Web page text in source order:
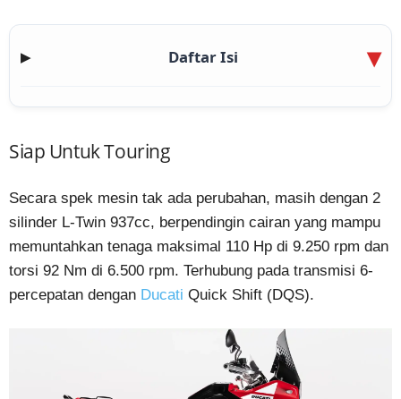
▶ Daftar Isi
Siap Untuk Touring
Secara spek mesin tak ada perubahan, masih dengan 2
silinder L-Twin 937cc, berpendingin cairan yang mampu
memuntahkan tenaga maksimal 110 Hp di 9.250 rpm dan
torsi 92 Nm di 6.500 rpm. Terhubung pada transmisi 6-
percepatan dengan Ducati Quick Shift (DQS).